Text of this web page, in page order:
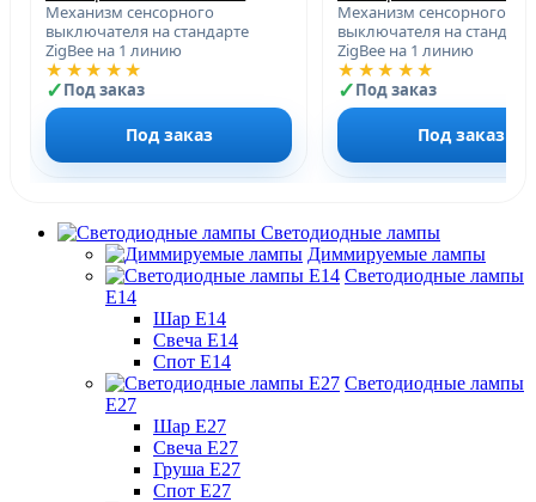
Механизм сенсорного
выключателя на стандарте
ZigBee на 1 линию
★★★★★
Под заказ
Под заказ
Механизм сенсорного
выключателя на
ZigBee на 1 линию
★★★★★
Под заказ
Под заказ
Светодиодные лампы
Диммируемые лампы
Светодиодные лампы
Е14
Шар Е14
Свеча Е14
Спот Е14
Светодиодные лампы
Е27
Шар Е27
Свеча Е27
Груша Е27
Спот Е27